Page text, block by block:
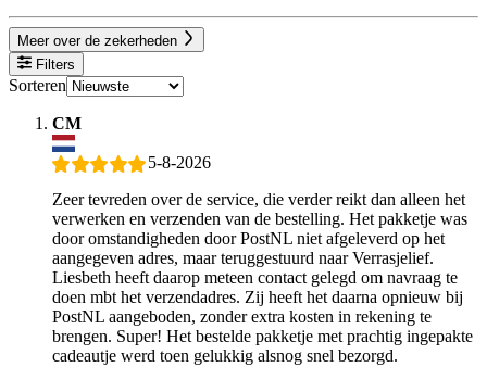
Meer over de zekerheden
Filters
Sorteren
CM
5-8-2026
Zeer tevreden over de service, die verder reikt dan alleen het
verwerken en verzenden van de bestelling. Het pakketje was
door omstandigheden door PostNL niet afgeleverd op het
aangegeven adres, maar teruggestuurd naar Verrasjelief.
Liesbeth heeft daarop meteen contact gelegd om navraag te
doen mbt het verzendadres. Zij heeft het daarna opnieuw bij
PostNL aangeboden, zonder extra kosten in rekening te
brengen. Super! Het bestelde pakketje met prachtig ingepakte
cadeautje werd toen gelukkig alsnog snel bezorgd.